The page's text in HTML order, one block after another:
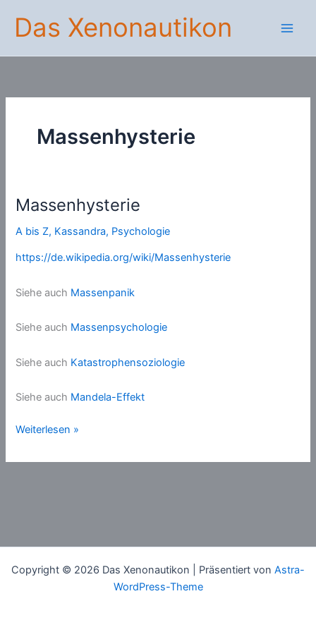
Inhalt
springen
Das Xenonautikon
Massenhysterie
Massenhysterie
A bis Z, Kassandra, Psychologie
https://de.wikipedia.org/wiki/Massenhysterie
Siehe auch Massenpanik
Siehe auch Massenpsychologie
Siehe auch Katastrophensoziologie
Siehe auch Mandela-Effekt
Massenhysterie
Weiterlesen »
Copyright © 2026 Das Xenonautikon | Präsentiert von Astra-
WordPress-Theme